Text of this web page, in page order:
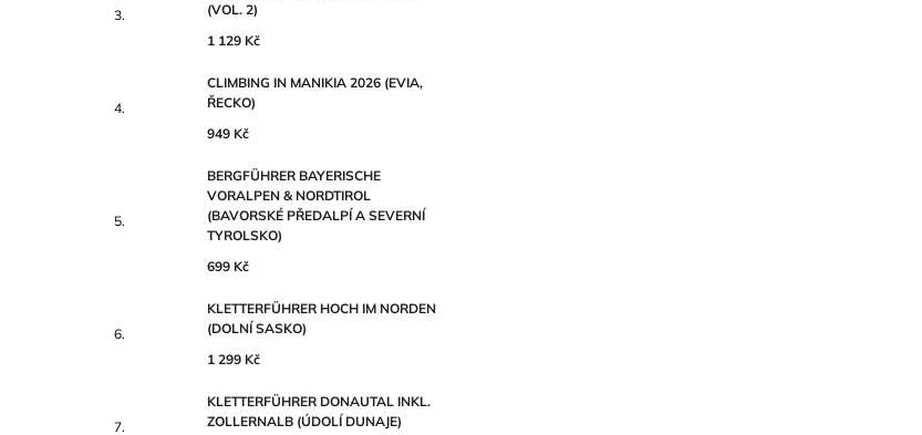
(VOL. 2)
1 129 Kč
CLIMBING IN MANIKIA 2026 (EVIA,
ŘECKO)
949 Kč
BERGFÜHRER BAYERISCHE
VORALPEN & NORDTIROL
(BAVORSKÉ PŘEDALPÍ A SEVERNÍ
TYROLSKO)
699 Kč
KLETTERFÜHRER HOCH IM NORDEN
(DOLNÍ SASKO)
1 299 Kč
KLETTERFÜHRER DONAUTAL INKL.
ZOLLERNALB (ÚDOLÍ DUNAJE)